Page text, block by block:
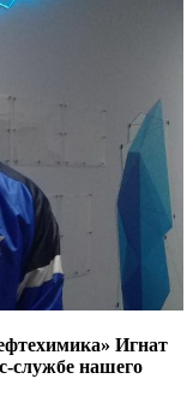
Игнат
службе нашего